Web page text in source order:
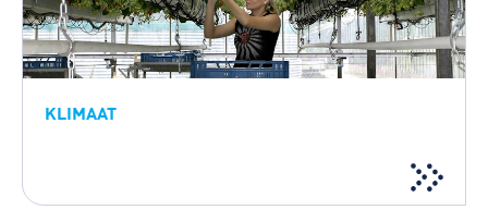
KLIMAAT